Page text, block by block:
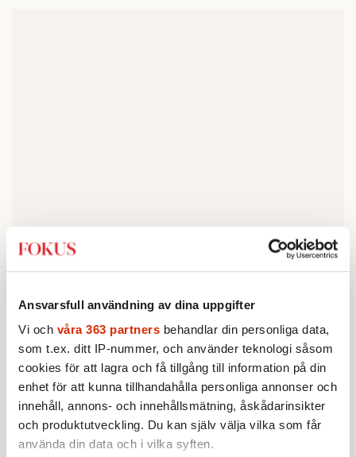
Ansvarsfull användning av dina uppgifter
Vi och våra 363 partners behandlar din personliga data,
som t.ex. ditt IP-nummer, och använder teknologi såsom
cookies för att lagra och få tillgång till information på din
enhet för att kunna tillhandahålla personliga annonser och
innehåll, annons- och innehållsmätning, åskådarinsikter
och produktutveckling. Du kan själv välja vilka som får
använda din data och i vilka syften.
en myndighet vill veta något, fyll i det som de
helst av allt vill höra. Det må ta ett par
minuter, men i längden sparar det både tid
och sinnesfrid. Med tiden kommer alla
undersökningar med statistisk säkerhet visa
att Sverige blivit perfekt. Då är det för sent
för byråkraterna att inse att de med sina